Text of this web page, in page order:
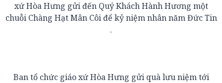
xứ Hòa Hưng gửi đến Quý Khách Hành Hương một
chuỗi Chàng Hạt Mân Côi để kỷ niệm nhân năm Đức Tin
.
Ban tổ chức giáo xứ Hòa Hưng gửi quà lưu niệm tới